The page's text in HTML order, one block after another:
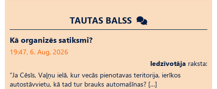
TAUTAS BALSS
Kā organizēs satiksmi?
19:47, 6. Aug, 2026
Iedzīvotāja raksta:
“Ja Cēsīs, Vaļņu ielā, kur vecās pienotavas teritorija, ierīkos
autostāvvietu, kā tad tur brauks automašīnas? […]